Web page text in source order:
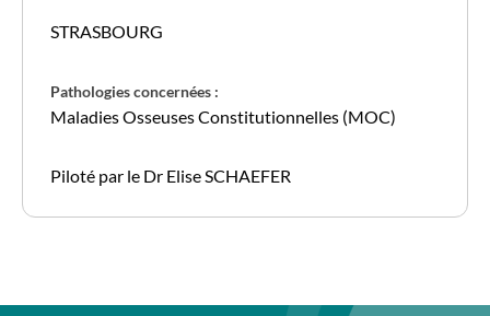
STRASBOURG
Pathologies concernées :
Maladies Osseuses Constitutionnelles (MOC)
Piloté par le Dr Elise SCHAEFER